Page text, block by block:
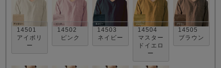
売れ筋ランキング
新着商品
- New Arrival -
14501
アイボリ
ー
14502
ピンク
14503
ネイビー
14504
マスター
ドイエロ
ー
14505
ブラウン